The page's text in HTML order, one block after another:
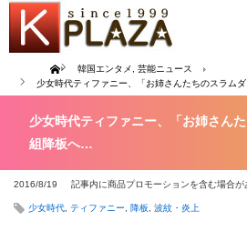
Home 韓国エンタメ
芸能ニュース
少女時代ティファニー、「お姉さんたちのスラム
少女時代ティファニー、「お姉さん
組降板へ…
2016/8/19 記事内に商品プロモーションを含む場合が
少女時代 ティファニー 降板 波紋・炎上